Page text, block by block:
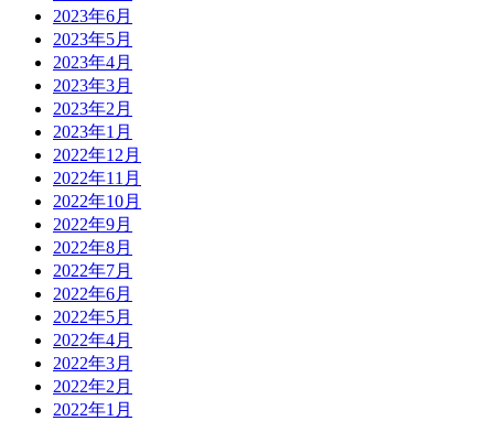
2023年6月
2023年5月
2023年4月
2023年3月
2023年2月
2023年1月
2022年12月
2022年11月
2022年10月
2022年9月
2022年8月
2022年7月
2022年6月
2022年5月
2022年4月
2022年3月
2022年2月
2022年1月